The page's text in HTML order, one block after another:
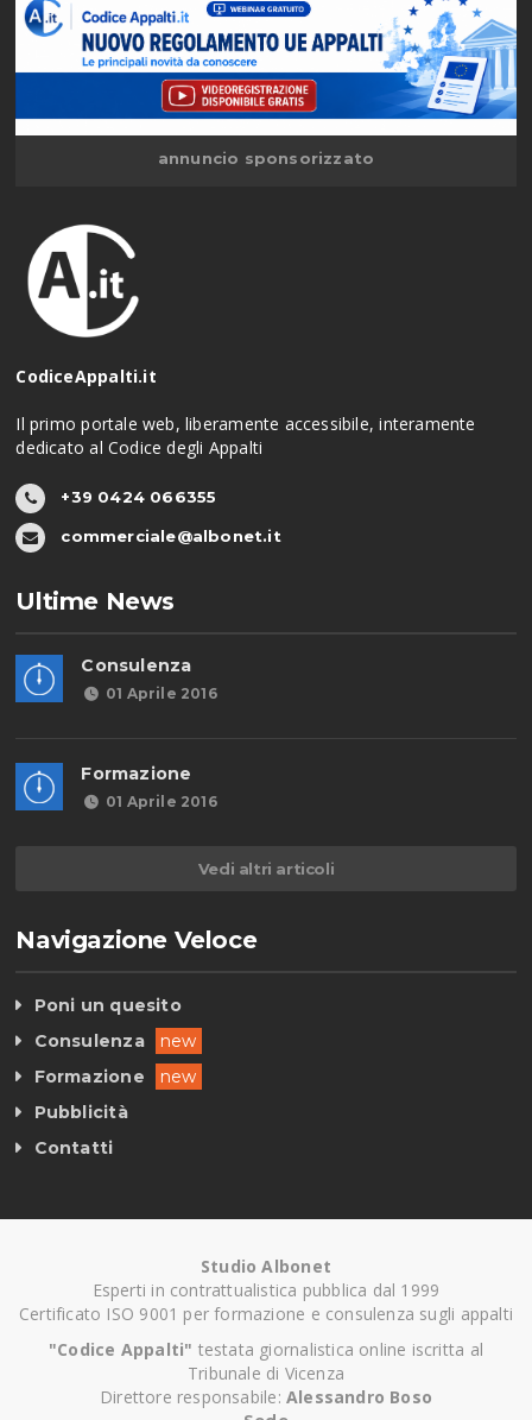
annuncio sponsorizzato
CodiceAppalti.it
Il primo portale web, liberamente accessibile, interamente
dedicato al Codice degli Appalti
+39 0424 066355
commerciale@albonet.it
Ultime News
Consulenza
01 Aprile 2016
Formazione
01 Aprile 2016
Vedi altri articoli
Navigazione Veloce
Poni un quesito
Consulenza
new
Formazione
new
Pubblicità
Contatti
Studio Albonet
Esperti in contrattualistica pubblica dal 1999
Certificato ISO 9001 per formazione e consulenza sugli appalti
"Codice Appalti" testata giornalistica online iscritta al
Tribunale di Vicenza
Direttore responsabile: Alessandro Boso